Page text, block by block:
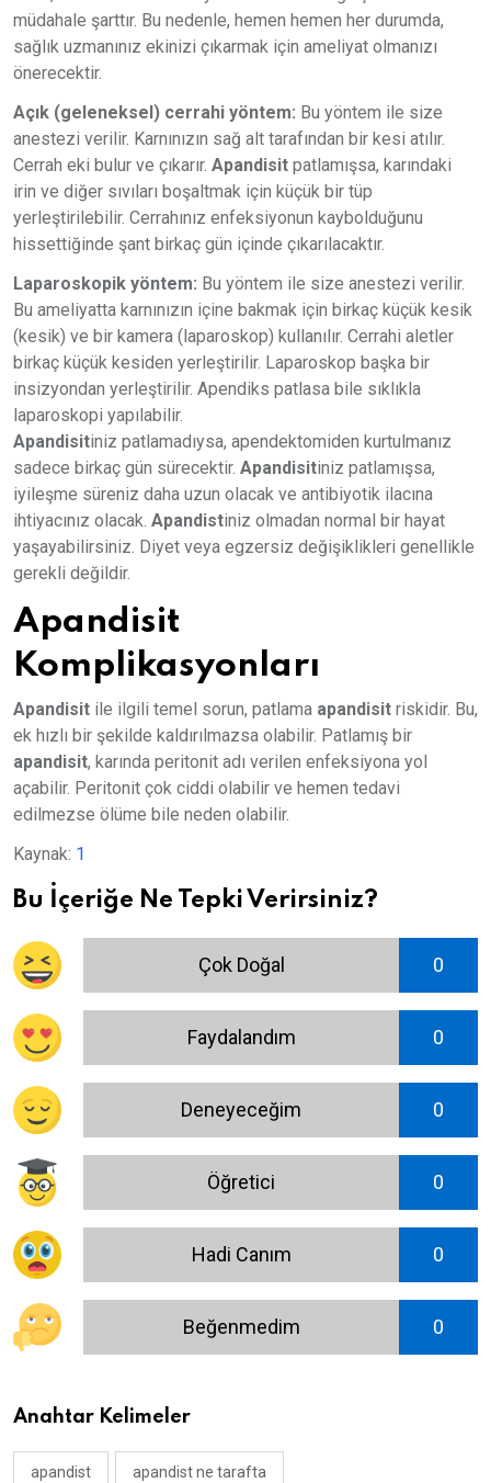
müdahale şarttır. Bu nedenle, hemen hemen her durumda,
sağlık uzmanınız ekinizi çıkarmak için ameliyat olmanızı
önerecektir.
Açık (geleneksel) cerrahi yöntem: Bu yöntem ile size
anestezi verilir. Karnınızın sağ alt tarafından bir kesi atılır.
Cerrah eki bulur ve çıkarır. Apandisit patlamışsa, karındaki
irin ve diğer sıvıları boşaltmak için küçük bir tüp
yerleştirilebilir. Cerrahınız enfeksiyonun kaybolduğunu
hissettiğinde şant birkaç gün içinde çıkarılacaktır.
Laparoskopik yöntem: Bu yöntem ile size anestezi verilir.
Bu ameliyatta karnınızın içine bakmak için birkaç küçük kesik
(kesik) ve bir kamera (laparoskop) kullanılır. Cerrahi aletler
birkaç küçük kesiden yerleştirilir. Laparoskop başka bir
insizyondan yerleştirilir. Apendiks patlasa bile sıklıkla
laparoskopi yapılabilir.
Apandisitiniz patlamadıysa, apendektomiden kurtulmanız
sadece birkaç gün sürecektir. Apandisitiniz patlamışsa,
iyileşme süreniz daha uzun olacak ve antibiyotik ilacına
ihtiyacınız olacak. Apandistiniz olmadan normal bir hayat
yaşayabilirsiniz. Diyet veya egzersiz değişiklikleri genellikle
gerekli değildir.
Apandisit
Komplikasyonları
Apandisit ile ilgili temel sorun, patlama apandisit riskidir. Bu,
ek hızlı bir şekilde kaldırılmazsa olabilir. Patlamış bir
apandisit, karında peritonit adı verilen enfeksiyona yol
açabilir. Peritonit çok ciddi olabilir ve hemen tedavi
edilmezse ölüme bile neden olabilir.
Kaynak: 1
Bu İçeriğe Ne Tepki Verirsiniz?
Çok Doğal 0
Faydalandım 0
Deneyeceğim 0
Öğretici 0
Hadi Canım 0
Beğenmedim 0
Anahtar Kelimeler
apandist apandist ne tarafta